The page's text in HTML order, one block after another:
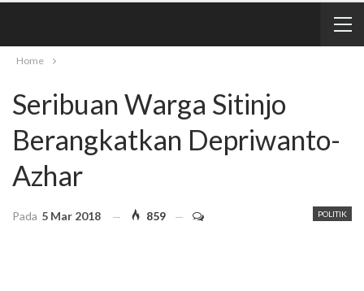
Home
Seribuan Warga Sitinjo
Berangkatkan Depriwanto-
Azhar
POLITIK
Pada 5 Mar 2018 859